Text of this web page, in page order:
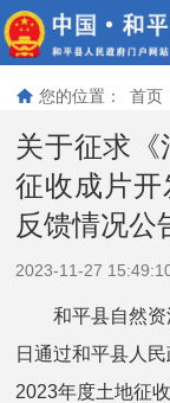
您的位置： 首页
关于征求
征收成片
反馈情况公
2023-11-27
和平县自然资
日通过和平县人
2023年度土地征